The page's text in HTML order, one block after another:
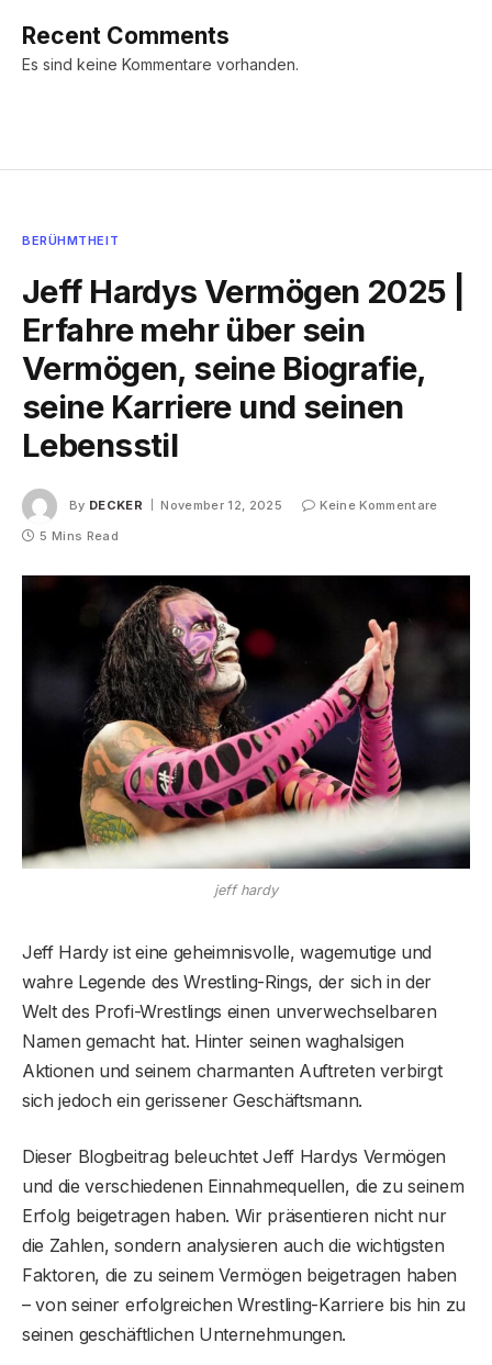
Recent Comments
Es sind keine Kommentare vorhanden.
BERÜHMTHEIT
Jeff Hardys Vermögen 2025 |
Erfahre mehr über sein
Vermögen, seine Biografie,
seine Karriere und seinen
Lebensstil
By DECKER November 12, 2025
Keine Kommentare
5 Mins Read
jeff hardy
Jeff Hardy ist eine geheimnisvolle, wagemutige und
wahre Legende des Wrestling-Rings, der sich in der
Welt des Profi-Wrestlings einen unverwechselbaren
Namen gemacht hat. Hinter seinen waghalsigen
Aktionen und seinem charmanten Auftreten verbirgt
sich jedoch ein gerissener Geschäftsmann.
Dieser Blogbeitrag beleuchtet Jeff Hardys Vermögen
und die verschiedenen Einnahmequellen, die zu seinem
Erfolg beigetragen haben. Wir präsentieren nicht nur
die Zahlen, sondern analysieren auch die wichtigsten
Faktoren, die zu seinem Vermögen beigetragen haben
– von seiner erfolgreichen Wrestling-Karriere bis hin zu
seinen geschäftlichen Unternehmungen.